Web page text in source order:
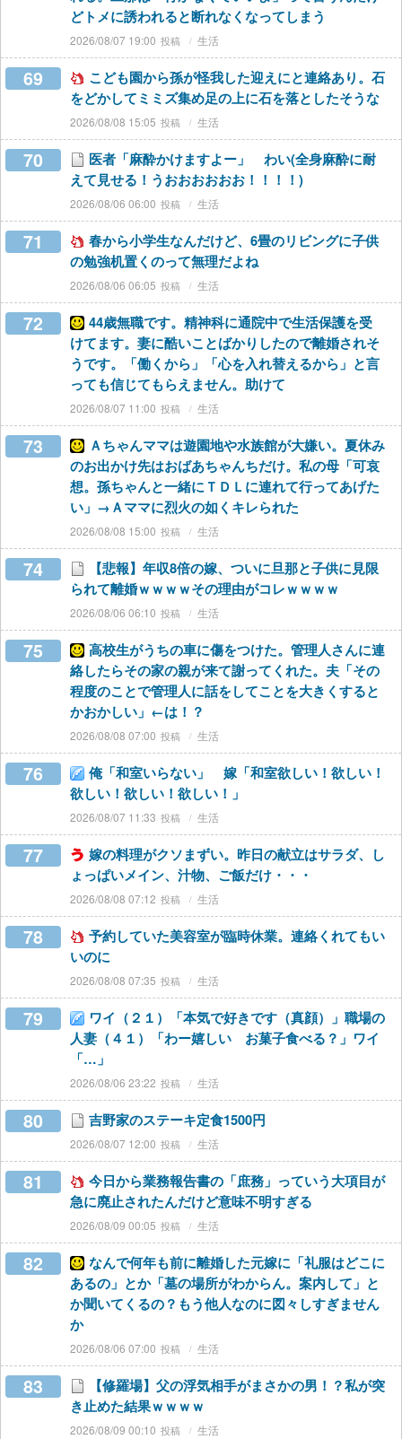
どトメに誘われると断れなくなってしまう
2026/08/07 19:00 生活
69
こども園から孫が怪我した迎えにと連絡あり。石
をどかしてミミズ集め足の上に石を落としたそうな
2026/08/08 15:05 生活
70
医者「麻酔かけますよー」 わい(全身麻酔に耐
えて見せる！うおおおおおお！！！！)
2026/08/06 06:00 生活
71
春から小学生なんだけど、6畳のリビングに子供
の勉強机置くのって無理だよね
2026/08/06 06:05 生活
72
44歳無職です。精神科に通院中で生活保護を受
けてます。妻に酷いことばかりしたので離婚されそ
うです。「働くから」「心を入れ替えるから」と言
っても信じてもらえません。助けて
2026/08/07 11:00 生活
73
Ａちゃんママは遊園地や水族館が大嫌い。夏休み
のお出かけ先はおばあちゃんちだけ。私の母「可哀
想。孫ちゃんと一緒にＴＤＬに連れて行ってあげた
い」→Ａママに烈火の如くキレられた
2026/08/08 15:00 生活
74
【悲報】年収8倍の嫁、ついに旦那と子供に見限
られて離婚ｗｗｗｗその理由がコレｗｗｗｗ
2026/08/06 06:10 生活
75
高校生がうちの車に傷をつけた。管理人さんに連
絡したらその家の親が来て謝ってくれた。夫「その
程度のことで管理人に話をしてことを大きくすると
かおかしい」←は！？
2026/08/08 07:00 生活
76
俺「和室いらない」 嫁「和室欲しい！欲しい！
欲しい！欲しい！欲しい！」
2026/08/07 11:33 生活
77
嫁の料理がクソまずい。昨日の献立はサラダ、し
ょっぱいメイン、汁物、ご飯だけ・・・
2026/08/08 07:12 生活
78
予約していた美容室が臨時休業。連絡くれてもい
いのに
2026/08/08 07:35 生活
79
ワイ（２１）「本気で好きです（真顔）」職場の
人妻（４１）「わー嬉しい お菓子食べる？」ワイ
「…」
2026/08/06 23:22 生活
80 吉野家のステーキ定食1500円
2026/08/07 12:00 生活
81
今日から業務報告書の「庶務」っていう大項目が
急に廃止されたんだけど意味不明すぎる
2026/08/09 00:05 生活
82
なんで何年も前に離婚した元嫁に「礼服はどこに
あるの」とか「墓の場所がわからん。案内して」と
か聞いてくるの？もう他人なのに図々しすぎません
か
2026/08/06 07:00 生活
83
【修羅場】父の浮気相手がまさかの男！？私が突
き止めた結果ｗｗｗｗ
2026/08/09 00:10 生活